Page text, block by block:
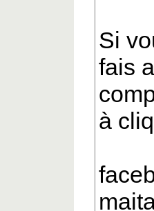
Si
fais
à